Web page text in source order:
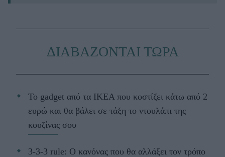
ΔΙΑΒΑΖΟΝΤΑΙ ΤΩΡΑ
Το gadget από τα IKEA που κοστίζει κάτω από 2
ευρώ και θα βάλει σε τάξη το ντουλάπι της
κουζίνας σου
3-3-3 rule: Ο κανόνας που θα αλλάξει τον τρόπο